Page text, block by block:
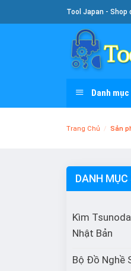
To
Tool Japan - Shop
Danh
Trang Chủ / Sản
DANH
Kìm
Nhật Bản
Bộ Đồ Nghề